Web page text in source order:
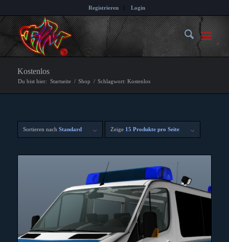
Registrieren Login
Kostenlos
Du bist hier: Startseite / Shop / Schlagwort: Kostenlos
Sortieren nach Standard Zeige 15 Produkte pro Seite